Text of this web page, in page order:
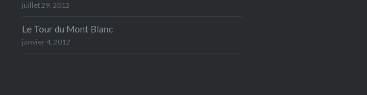
juillet 29, 2012
Le Tour du Mont Blanc
janvier 4, 2012